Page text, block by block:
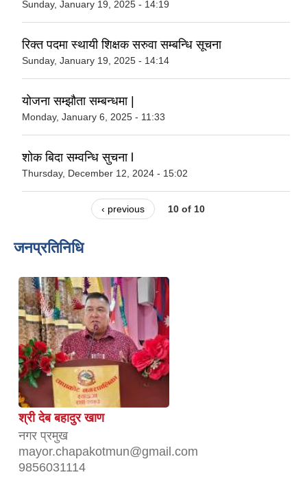
Sunday, January 19, 2025 - 14:19
रिक्त पदमा स्थायी शिक्षक सरुवा सम्बन्धि सूचना
Sunday, January 19, 2025 - 14:14
योजना सम्झौता सम्बन्धमा |
Monday, January 6, 2025 - 11:33
शोक बिदा सम्वन्धि सुचना l
Thursday, December 12, 2024 - 15:02
‹ previous 10 of 10
जनप्रतिनिधि
श्री देब बहादुर खाण
नगर प्रमुख
mayor.chapakotmun@gmail.com
9856031114